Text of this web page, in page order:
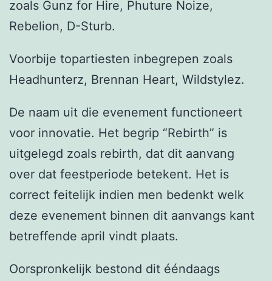
zoals Gunz for Hire, Phuture Noize,
Rebelion, D-Sturb.
Voorbije topartiesten inbegrepen zoals
Headhunterz, Brennan Heart, Wildstylez.
De naam uit die evenement functioneert
voor innovatie. Het begrip “Rebirth” is
uitgelegd zoals rebirth, dat dit aanvang
over dat feestperiode betekent. Het is
correct feitelijk indien men bedenkt welk
deze evenement binnen dit aanvangs kant
betreffende april vindt plaats.
Oorspronkelijk bestond dit ééndaags